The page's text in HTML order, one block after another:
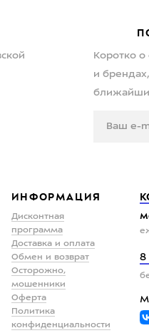
Коротко
и
ИНФОРМАЦИЯ
Дисконтная
программа
Доставка и оплата
Обмен и возврат
Осторожно,
мошенники
Оферта
Политика
конфиденциальности
8